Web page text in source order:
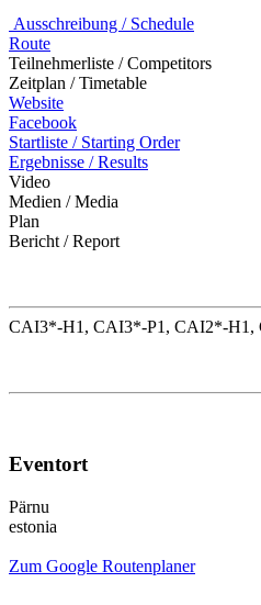
Ausschreibung / Schedule
Route
Teilnehmerliste / Competitors
Zeitplan / Timetable
Website
Facebook
Startliste / Starting Order
Ergebnisse / Results
Video
Medien / Media
Plan
Bericht / Report
CAI3*-H1, CAI3*-P1, CAI2*-H1,
Eventort
Pärnu
estonia
Zum Google Routenplaner